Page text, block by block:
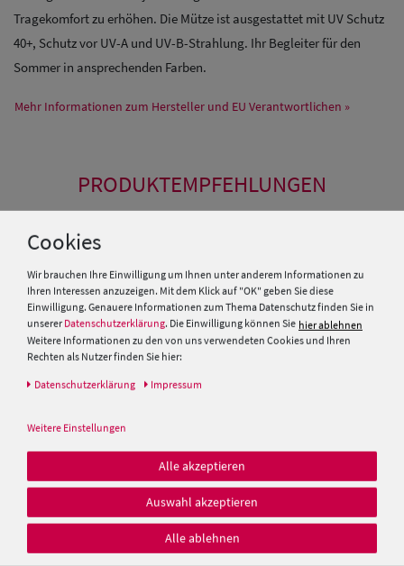
Damen Caps
Tragekomfort zu erhöhen. Die Mütze ist ausgestattet mit UV Schutz
40+, Schutz vor UV-A und UV-B-Strahlung. Ihr Begleiter für den
Sommer in ansprechenden Farben.
Mehr Informationen zum Hersteller und EU Verantwortlichen »
PRODUKTEMPFEHLUNGEN
mit UV-Schutz 40+ und
Klettverschluss
12,95 €
Cookies
Wir brauchen Ihre Einwilligung um Ihnen unter anderem Informationen zu
Ihren Interessen anzuzeigen. Mit dem Klick auf "OK" geben Sie diese
Einwilligung. Genauere Informationen zum Thema Datenschutz finden Sie in
unserer Datenschutzerklärung. Die Einwilligung können Sie hier ablehnen
Weitere Informationen zu den von uns verwendeten Cookies und Ihren
Rechten als Nutzer finden Sie hier:
Daten­schutz­erklärung Impressum
Weitere Einstellungen
Alle akzeptieren
Auswahl akzeptieren
Alle ablehnen